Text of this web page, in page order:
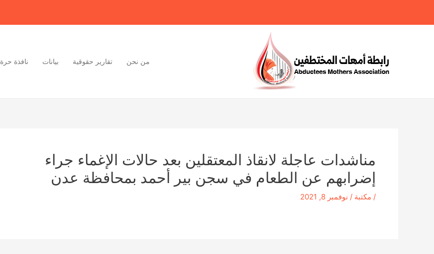
من نحن تقارير حقوقية بيانات نافذة حرة
مناشدات عاجلة لانقاذ المعتقلين بعد حالات الإغماء جراء
إضرابهم عن الطعام في سجن بير أحمد بمحافظة عدن
/ مكتبة / نوفمبر 8, 2021